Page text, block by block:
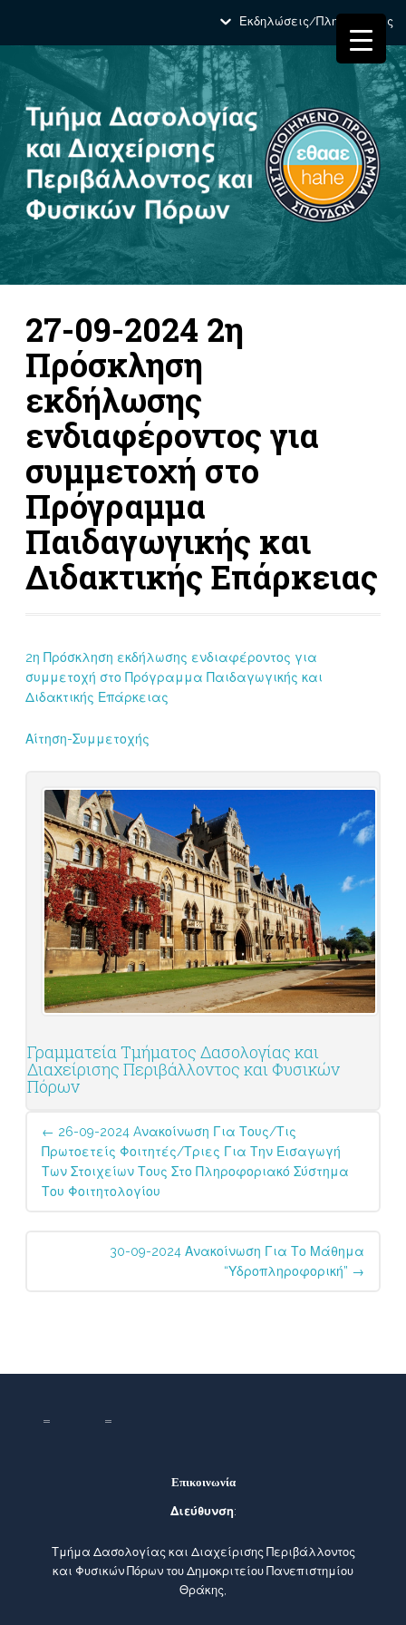
Εκδηλώσεις/Πληροφορίες
27-09-2024 2η
Πρόσκληση
εκδήλωσης
ενδιαφέροντος για
συμμετοχή στο
Πρόγραμμα
Παιδαγωγικής και
Διδακτικής Επάρκειας
2η Πρόσκληση εκδήλωσης ενδιαφέροντος για
συμμετοχή στο Πρόγραμμα Παιδαγωγικής και
Διδακτικής Επάρκειας
Αίτηση-Συμμετοχής
Γραμματεία Τμήματος Δασολογίας και
Διαχείρισης Περιβάλλοντος και Φυσικών
Πόρων
Post
navigation
← 26-09-2024 Aνακοίνωση Για Τους/τις
Πρωτοετείς Φοιτητές/τριες Για Την Εισαγωγή
Των Στοιχείων Τους Στο Πληροφοριακό Σύστημα
Του Φοιτητολογίου
30-09-2024 Ανακοίνωση Για Το Μάθημα
“Υδροπληροφορική” →
Επικοινωνία
Διεύθυνση:
Τμήμα Δασολογίας και Διαχείρισης Περιβάλλοντος
και Φυσικών Πόρων του Δημοκριτείου Πανεπιστημίου
Θράκης,